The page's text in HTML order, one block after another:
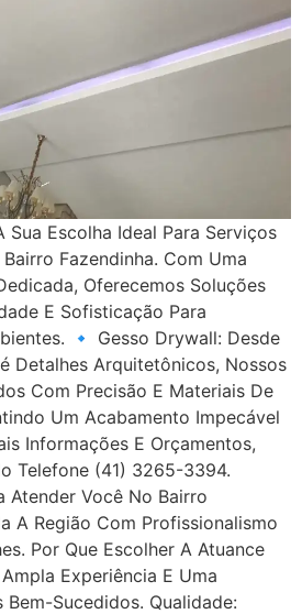
Sua Escolha Ideal Para Serviços
Fazendinha. Com Uma
Oferecemos Soluções
E Sofisticação Para
🔹 Gesso Drywall: Desde
Detalhes Arquitetônicos, Nossos
Com Precisão E Materiais De
Um Acabamento Impecável
Informações E Orçamentos,
Telefone (41) 3265-3394.
Atender Você No Bairro
A Região Com Profissionalismo
Por Que Escolher A Atuance
Experiência E Uma
Sucedidos. Qualidade: